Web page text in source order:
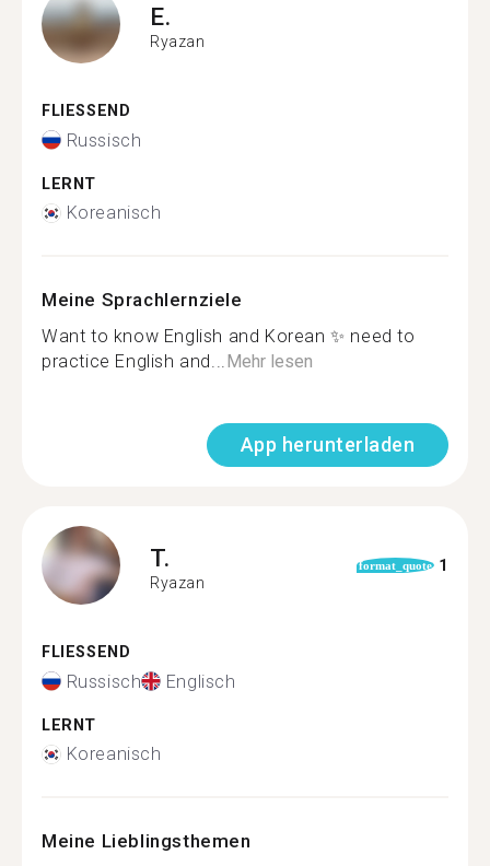
E.
Ryazan
FLIESSEND
Russisch
LERNT
Koreanisch
Meine Sprachlernziele
Want to know English and Korean ✨ need to
practice English and...Mehr lesen
App herunterladen
T.
Ryazan
format_quote 1
FLIESSEND
Russisch Englisch
LERNT
Koreanisch
Meine Lieblingsthemen